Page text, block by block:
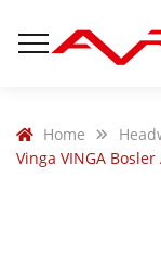
Home
Vinga VINGA